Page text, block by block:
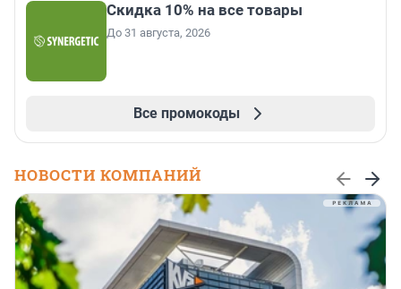
Скидка 10% на все товары
До 31 августа, 2026
Все промокоды
НОВОСТИ КОМПАНИЙ